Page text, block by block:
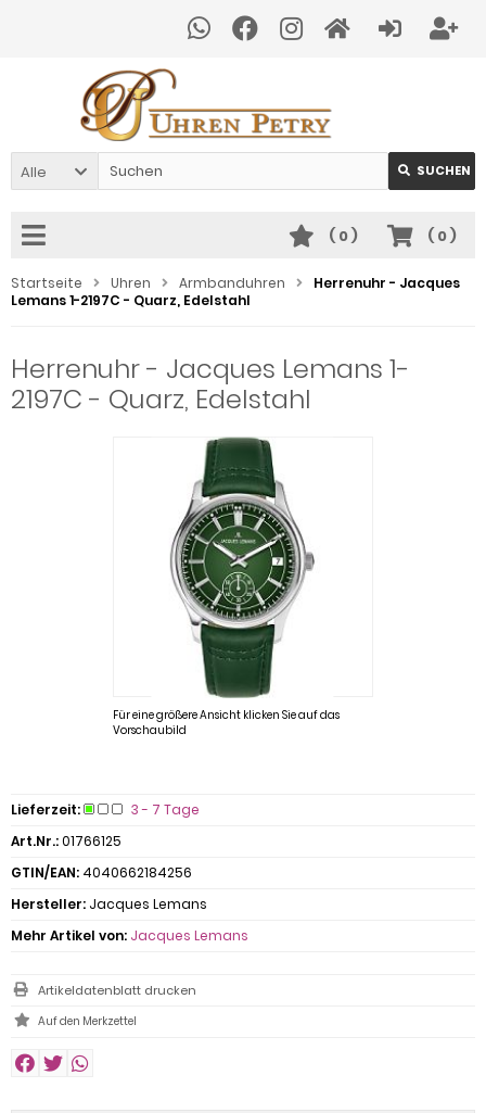
Alle SUCHEN
( 0)
( 0)
Startseite Uhren Armbanduhren
Herrenuhr - Jacques
Lemans 1-2197C - Quarz, Edelstahl
Herrenuhr - Jacques Lemans 1-
2197C - Quarz, Edelstahl
Für eine größere Ansicht klicken Sie auf das
Vorschaubild
Lieferzeit:
3 - 7 Tage
Art.Nr.:01766125
GTIN/EAN: 4040662184256
Hersteller: Jacques Lemans
Mehr Artikel von: Jacques Lemans
Artikeldatenblatt drucken